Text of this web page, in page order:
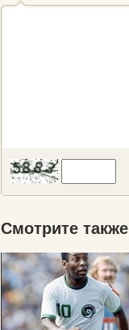
Смотрите также